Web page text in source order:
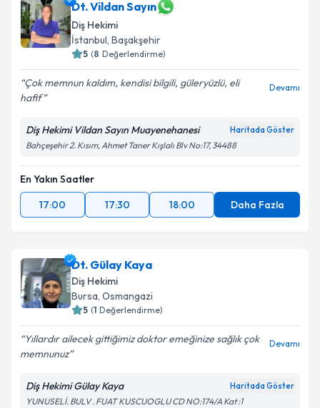
Dt. Vildan Sayın
Diş Hekimi
İstanbul, Başakşehir
5 (8 Değerlendirme)
Çok memnun kaldım, kendisi bilgili, güleryüzlü, eli
hafif
Devamı
Diş Hekimi Vildan Sayın Muayenehanesi Haritada Göster
Bahçeşehir 2. Kısım, Ahmet Taner Kışlalı Blv No:17, 34488
En Yakın Saatler
17:00
17:30 18:00 Daha Fazla
Dt. Gülay Kaya
Diş Hekimi
Bursa, Osmangazi
5 (1 Değerlendirme)
Yıllardır ailecek gittiğimiz doktor emeğinize sağlık çok
memnunuz
Devamı
Diş Hekimi Gülay Kaya Haritada Göster
YUNUSELİ. BULV . FUAT KUSCUOGLU CD NO:174/A Kat :1